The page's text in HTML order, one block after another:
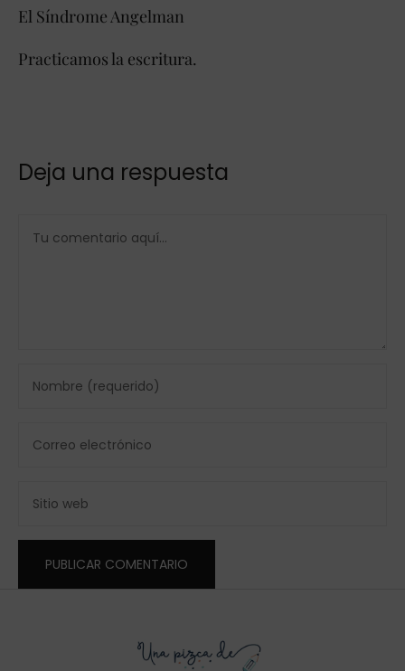
El Síndrome Angelman
Practicamos la escritura.
Deja una respuesta